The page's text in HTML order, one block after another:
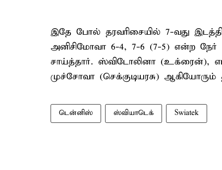
இதே போல் தரவரிசையில் 7-வது
அனிசிமோவா 6-4, 7-6 (7-5) என்ற நேர்
சாய்த்தார். ஸ்விடோலினா (உக்ரைன்),
முச்சோவா (செக்குடியரசு)
டென்னிஸ் ஸ்வியாடெக் Swiatek